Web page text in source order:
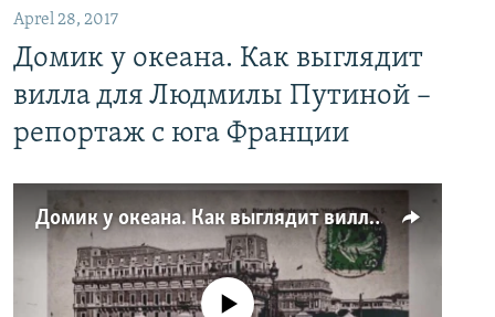
Aprel 28, 2017
Домик у океана. Как выглядит
вилла для Людмилы Путиной –
репортаж с юга Франции
Домик у океана. Как выглядит вилла для Людмилы Путиной – репортаж с юга Франции
No media source currently available